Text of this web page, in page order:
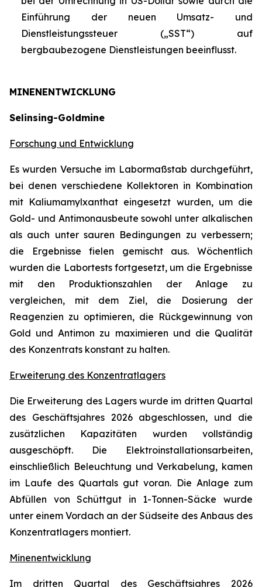
Einführung der neuen Umsatz- und
Dienstleistungssteuer („SST“) auf
bergbaubezogene Dienstleistungen beeinflusst.
MINENENTWICKLUNG
Selinsing-Goldmine
Forschung und Entwicklung
Es wurden Versuche im Labormaßstab durchgeführt,
bei denen verschiedene Kollektoren in Kombination
mit Kaliumamylxanthat eingesetzt wurden, um die
Gold- und Antimonausbeute sowohl unter alkalischen
als auch unter sauren Bedingungen zu verbessern;
die Ergebnisse fielen gemischt aus. Wöchentlich
wurden die Labortests fortgesetzt, um die Ergebnisse
mit den Produktionszahlen der Anlage zu
vergleichen, mit dem Ziel, die Dosierung der
Reagenzien zu optimieren, die Rückgewinnung von
Gold und Antimon zu maximieren und die Qualität
des Konzentrats konstant zu halten.
Erweiterung des Konzentratlagers
Die Erweiterung des Lagers wurde im dritten Quartal
des Geschäftsjahres 2026 abgeschlossen, und die
zusätzlichen Kapazitäten wurden vollständig
ausgeschöpft. Die Elektroinstallationsarbeiten,
einschließlich Beleuchtung und Verkabelung, kamen
im Laufe des Quartals gut voran. Die Anlage zum
Abfüllen von Schüttgut in 1-Tonnen-Säcke wurde
unter einem Vordach an der Südseite des Anbaus des
Konzentratlagers montiert.
Minenentwicklung
Im dritten Quartal des Geschäftsjahres 2026